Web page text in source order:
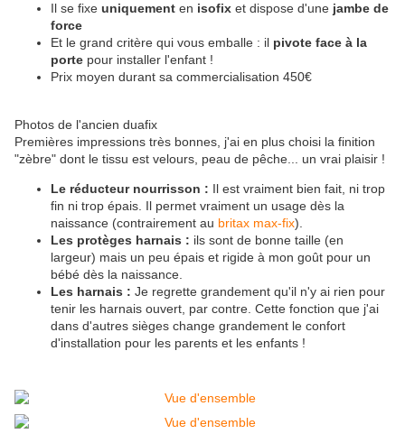
Il se fixe uniquement en isofix et dispose d'une jambe de
force
Et le grand critère qui vous emballe : il pivote face à la
porte pour installer l'enfant !
Prix moyen durant sa commercialisation 450€
Photos de l'ancien duafix
Premières impressions très bonnes, j'ai en plus choisi la finition
"zèbre" dont le tissu est velours, peau de pêche... un vrai plaisir !
Le réducteur nourrisson : Il est vraiment bien fait, ni trop
fin ni trop épais. Il permet vraiment un usage dès la
naissance (contrairement au britax max-fix).
Les protèges harnais : ils sont de bonne taille (en
largeur) mais un peu épais et rigide à mon goût pour un
bébé dès la naissance.
Les harnais : Je regrette grandement qu'il n'y ai rien pour
tenir les harnais ouvert, par contre. Cette fonction que j'ai
dans d'autres sièges change grandement le confort
d'installation pour les parents et les enfants !